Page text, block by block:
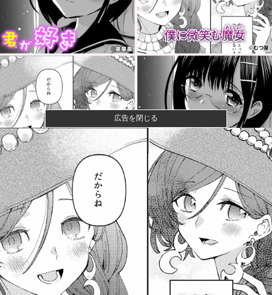
【画像】閉店間際の回転ずし、ネタの量がバグってる
と話題にｗｗ...
【画像】ハンターハンターさん、ガチで最強の新能力
を登場させて...
女性「レイプされました」検事「嘘では？」女性「傷
ついたので訴...
【速報】ひろゆき、離婚へｗｗｗ
カープアドゥワ誠『火消し→12回続投』に賛否。新井
監督「それ...
【速報】靖国神社、軍服コスプレでの参拝を禁止へ他
広告を閉じる